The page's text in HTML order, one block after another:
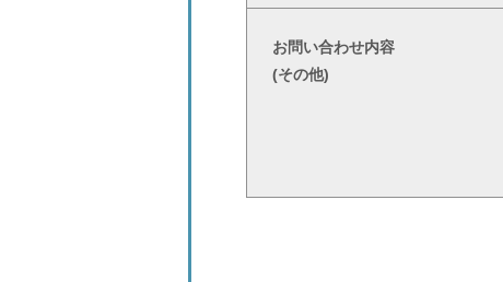
お問い合わせ内容
(その他)